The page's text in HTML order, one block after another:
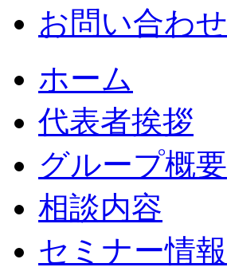
お問い合わせ
ホーム
代表者挨拶
グループ概要
相談内容
セミナー情報